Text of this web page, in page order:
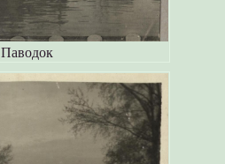
Паводок